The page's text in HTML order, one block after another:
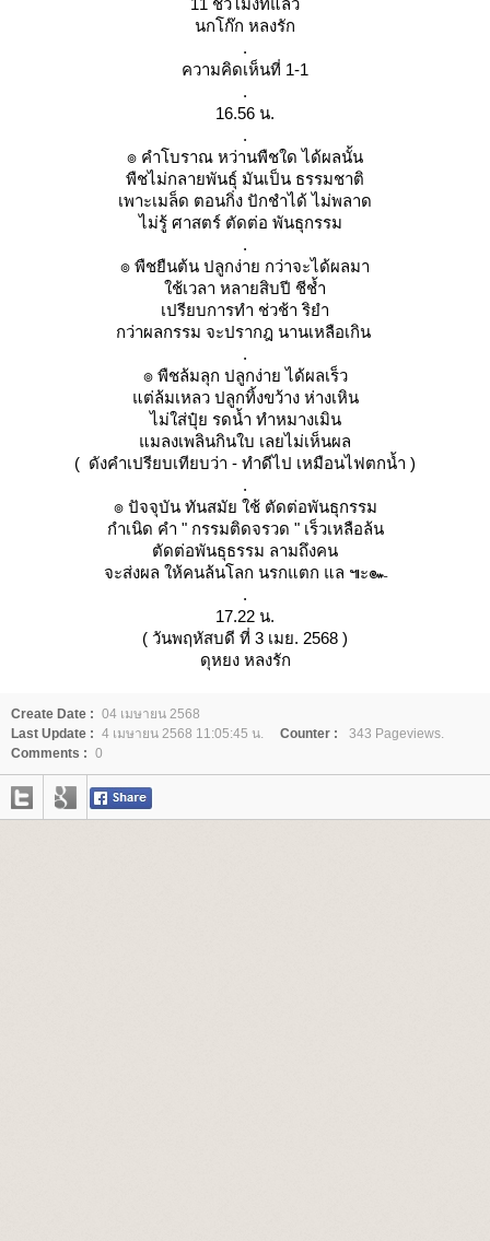
11 ชั่วโมงที่แล้ว
นกโก๊ก หลงรัก
.
ความคิดเห็นที่ 1-1
.
16.56 น.
.
๏ คำโบราณ หว่านพืชใด ได้ผลนั้น
พืชไม่กลายพันธุ์ มันเป็น ธรรมชาติ
เพาะเมล็ด ตอนกิ่ง ปักชำได้ ไม่พลาด
ไม่รู้ ศาสตร์ ตัดต่อ พันธุกรรม
.
๏ พืชยืนต้น ปลูกง่าย กว่าจะได้ผลมา
ช้เวลา หลายสิบปี ชีช้ำ
เปรียบการทำ ช่วช้า ริยำ
กว่าผลกรรม จะปรากฎ นานเหลือเกิน
.
๏ พืชล้มลุก ปลูกง่าย ได้ผลเร็ว
ต่ล้มเหลว ปลูกทิ้งขว้าง ห่างเหิน
ไม่ใส่ปุ๋ย รดน้ำ ทำหมางเมิน
มลงเพลินกินใบ เลยไม่เห็นผล
( ดังคำเปรียบเทียบว่า - ทำดีไป เหมือนไฟตกน้ำ )
.
๏ ปัจจุบัน ทันสมัย ใช้ ตัดต่อพันธุกรรม
กำเนิด คำ " กรรมติดจรวด " เร็วเหลือล้น
ตัดต่อพันธุธรรม ลามถึงคน
จะส่งผล ให้คนล้นโลก นรกแตก แล ๚ะ๛
.
17.22 น.
( วันพฤหัสบดี ที่ 3 เมย. 2568 )
ดุหยง หลงรัก
Create Date : 04 เมษายน 2568
Last Update : 4 เมษายน 2568 11:05:45 น. Counter :
343 Pageviews.
Comments : 0